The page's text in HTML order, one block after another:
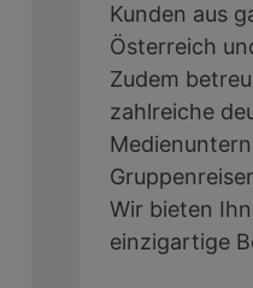
Kunden aus
Österreich
Zudem
zahlreiche
Wir bieten
einzigartige